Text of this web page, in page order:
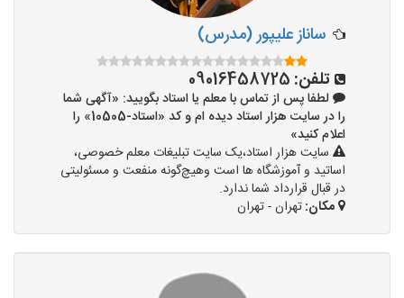
ساناز علیپور (مدرس)
تلفن: 09016458725
لطفا پس از تماس با معلم یا استاد بگویید: «آگهی شما
را در سایت هزار استاد دیده ام و کد «استاد-10505» را
اعلام کنید»
سایت هزار استاد،یک سایت تبلیغات معلم خصوصی،
اساتید و آموزشگاه ها است وهیچ‌گونه منفعت و مسئولیتی
در قبال قرارداد شما ندارد.
مکان:تهران - تهران